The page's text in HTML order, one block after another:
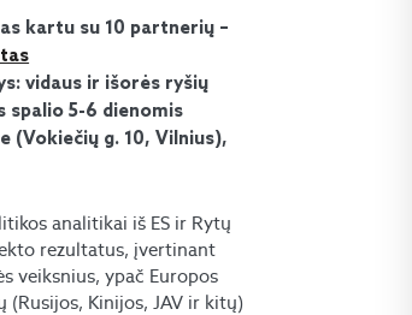
kartu su 10 partnerių –
vidaus ir išorės ryšių
spalio 5-6 dienomis
g. 10, Vilnius),
analitikai iš ES ir Rytų
rezultatus, įvertinant
veiksnius, ypač Europos
(Rusijos, Kinijos, JAV ir kitų)